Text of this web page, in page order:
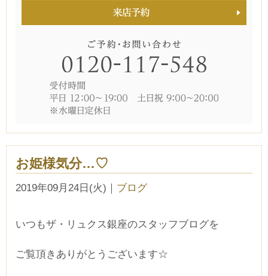
お姫様気分…♡
2019年09月24日(火) ｜ ブログ
いつもザ・リュクス銀座のスタッフブログを
ご覧頂きありがとうございます☆